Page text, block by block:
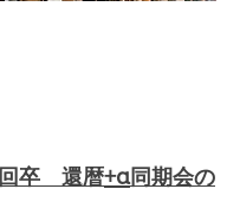
回卒 還暦+α同期会の